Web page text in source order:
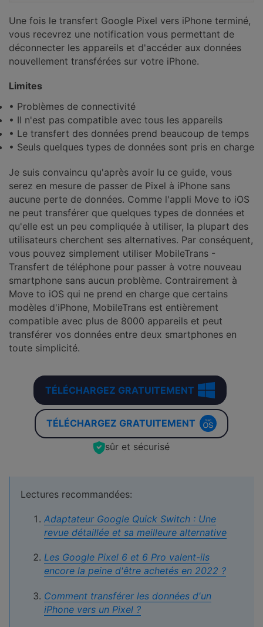
Une fois le transfert Google Pixel vers iPhone terminé,
vous recevrez une notification vous permettant de
déconnecter les appareils et d'accéder aux données
nouvellement transférées sur votre iPhone.
Limites
• Problèmes de connectivité
• Il n'est pas compatible avec tous les appareils
• Le transfert des données prend beaucoup de temps
• Seuls quelques types de données sont pris en charge
Je suis convaincu qu'après avoir lu ce guide, vous
serez en mesure de passer de Pixel à iPhone sans
aucune perte de données. Comme l'appli Move to iOS
ne peut transférer que quelques types de données et
qu'elle est un peu compliquée à utiliser, la plupart des
utilisateurs cherchent ses alternatives. Par conséquent,
vous pouvez simplement utiliser MobileTrans -
Transfert de téléphone pour passer à votre nouveau
smartphone sans aucun problème. Contrairement à
Move to iOS qui ne prend en charge que certains
modèles d'iPhone, MobileTrans est entièrement
compatible avec plus de 8000 appareils et peut
transférer vos données entre deux smartphones en
toute simplicité.
TÉLÉCHARGEZ GRATUITEMENT
TÉLÉCHARGEZ GRATUITEMENT
sûr et sécurisé
Lectures recommandées:
Adaptateur Google Quick Switch : Une
revue détaillée et sa meilleure alternative
Les Google Pixel 6 et 6 Pro valent-ils
encore la peine d'être achetés en 2022 ?
Comment transférer les données d'un
iPhone vers un Pixel ?